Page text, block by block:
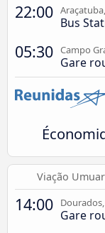
22:00
Bus
05:30 Campo
Gare
Viação
14:00
Gare